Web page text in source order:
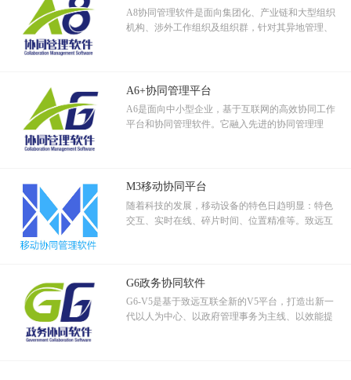
A8协同管理软件是面向集团化、产业链和大型组织
机构、涉外工作组织及组织群，针对其异地管理、
A6+协同管理平台
A6是面向中小型企业，基于互联网的高效协同工作
平台和协同管理软件。它融入先进的协同管理理
M3移动协同平台
随着科技的发展，移动设备的特色日趋明显：特色
交互、实时在线、碎片时间、位置精准等。致远互
G6政务协同软件
G6-V5是基于致远互联全新的V5平台，打造出新一
代以人为中心、以政府管理事务为主线、以效能提